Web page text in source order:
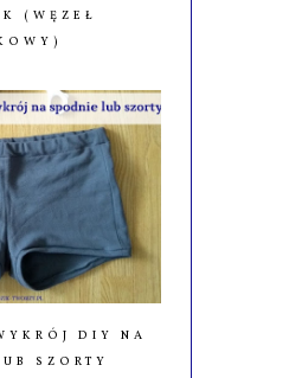
(WĘZEŁ
DIY NA
SZORTY